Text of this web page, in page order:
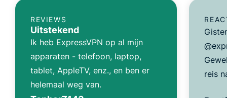
REVIEWS
Uitstekend
Ik heb ExpressVPN op al mijn
apparaten - telefoon, laptop,
tablet, AppleTV, enz., en ben er
helemaal weg van.
reis